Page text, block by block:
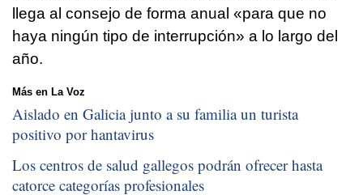
llega al consejo de forma anual «para que no
haya ningún tipo de interrupción» a lo largo del
año.
Más en La Voz
Aislado en Galicia junto a su familia un turista
positivo por hantavirus
Los centros de salud gallegos podrán ofrecer hasta
catorce categorías profesionales